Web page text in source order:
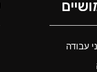
עבודה